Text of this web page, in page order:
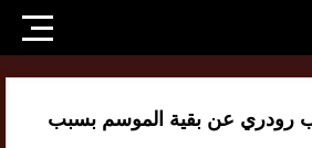
رودري عن بقية الموسم بسبب